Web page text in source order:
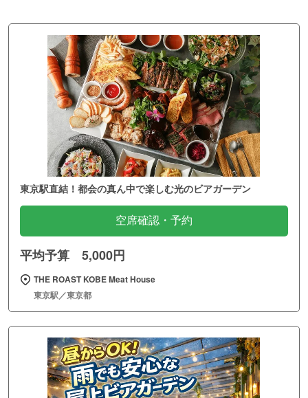
東京駅直結！都会の真ん中で楽しむ光のビアガーデン
空席確認・予約
平均予算 5,000円
THE ROAST KOBE Meat House
東京駅／東京都